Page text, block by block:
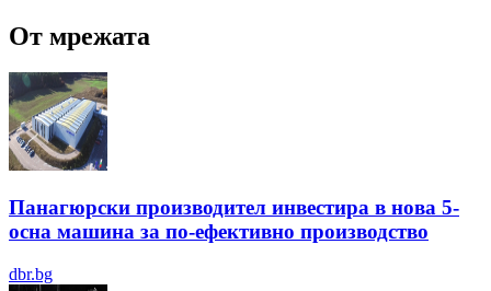
От мрежата
Панагюрски производител инвестира в нова 5-
осна машина за по-ефективно производство
dbr.bg